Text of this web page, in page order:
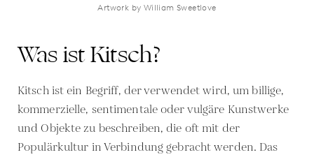
Artwork by William Sweetlove
Was ist Kitsch?
Kitsch ist ein Begriff, der verwendet wird, um billige,
kommerzielle, sentimentale oder vulgäre Kunstwerke
und Objekte zu beschreiben, die oft mit der
Populärkultur in Verbindung gebracht werden. Das